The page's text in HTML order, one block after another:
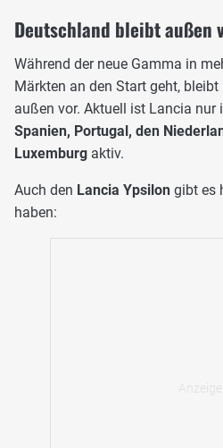
Deutschland bleibt außen
Während der neue Gamma in
Märkten an den Start geht,
außen vor. Aktuell ist Lancia nur
Spanien, Portugal, den
Luxemburg aktiv.
Auch den Lancia Ypsilon gibt es
haben: